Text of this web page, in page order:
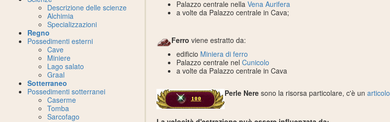
Palazzo centrale nellaVena Aurifera
a volte da Palazzo centrale in Cava;
Ferro viene estratto da:
edificio Miniera di ferro
Palazzo centrale nelCunicolo
a volte da Palazzo centrale in Cava
Perle Nere sono la risorsa particolare, c'è unarticolo
Descrizione delle scienze
Alchimia
Specializzazioni
Regno
Possedimenti esterni
Cave
Miniere
Lago salato
Graal
Sotterraneo
Possedimenti sotterranei
Caserme
Tomba
Sarcofago